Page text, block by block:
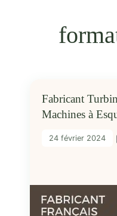
Fabricant
Machines à
24 février 2024